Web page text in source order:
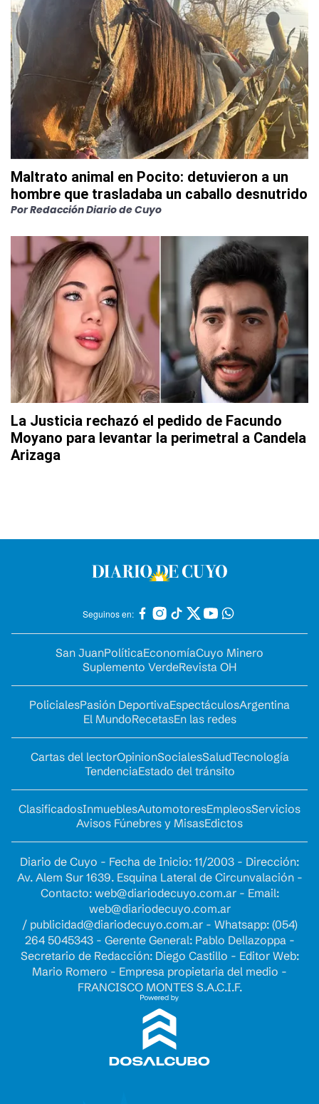
Maltrato animal en Pocito: detuvieron a un
hombre que trasladaba un caballo desnutrido
PorRedacción Diario de Cuyo
La Justicia rechazó el pedido de Facundo
Moyano para levantar la perimetral a Candela
Arizaga
Seguinos en:
San JuanPolíticaEconomíaCuyo Minero
Suplemento VerdeRevista OH
PolicialesPasión DeportivaEspectáculosArgentina
El MundoRecetasEn las redes
Cartas del lectorOpinionSocialesSaludTecnología
TendenciaEstado del tránsito
ClasificadosInmueblesAutomotoresEmpleosServicios
Avisos Fúnebres y MisasEdictos
Diario de Cuyo - Fecha de Inicio: 11/2003 - Dirección:
Av. Alem Sur 1639. Esquina Lateral de Circunvalación -
Contacto: web@diariodecuyo.com.ar- Email:
web@diariodecuyo.com.ar
/ publicidad@diariodecuyo.com.ar- Whatsapp: (054)
264 5045343 - Gerente General: Pablo Dellazoppa -
Secretario de Redacción: Diego Castillo - Editor Web:
Mario Romero - Empresa propietaria del medio -
FRANCISCO MONTES S.A.C.I.F.